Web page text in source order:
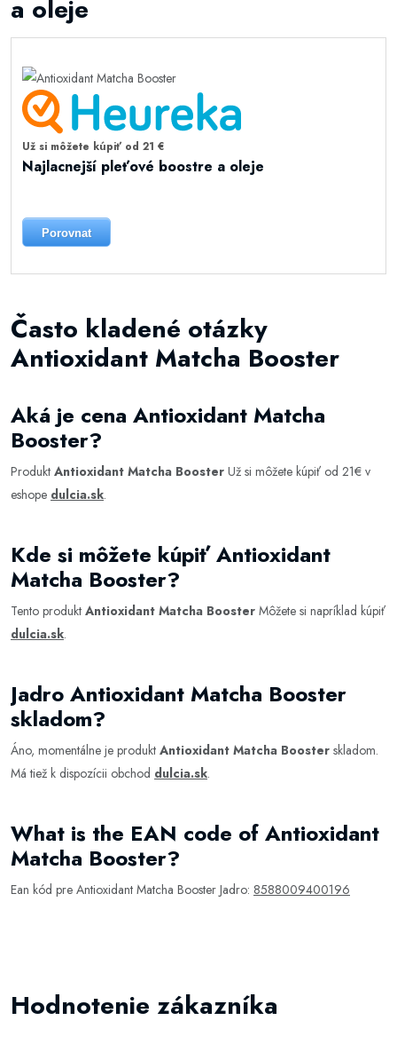
a oleje
Už si môžete kúpiť od 21 €
Najlacnejší pleťové boostre a oleje
Porovnat
Často kladené otázky
Antioxidant Matcha Booster
Aká je cena Antioxidant Matcha
Booster?
Produkt Antioxidant Matcha Booster Už si môžete kúpiť od 21€ v
eshope dulcia.sk.
Kde si môžete kúpiť Antioxidant
Matcha Booster?
Tento produkt Antioxidant Matcha Booster Môžete si napríklad kúpiť
dulcia.sk.
Jadro Antioxidant Matcha Booster
skladom?
Áno, momentálne je produkt Antioxidant Matcha Booster skladom.
Má tiež k dispozícii obchod dulcia.sk.
What is the EAN code of Antioxidant
Matcha Booster?
Ean kód pre Antioxidant Matcha Booster Jadro: 8588009400196
Hodnotenie zákazníka